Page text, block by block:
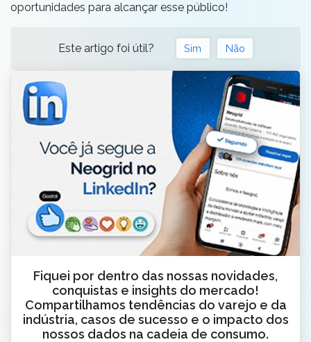
oportunidades para alcançar esse público!
Este artigo foi útil? Sim Não
Fiquei por dentro das nossas novidades,
conquistas e insights do mercado!
Compartilhamos tendências do varejo e da
indústria, casos de sucesso e o impacto dos
nossos dados na cadeia de consumo.